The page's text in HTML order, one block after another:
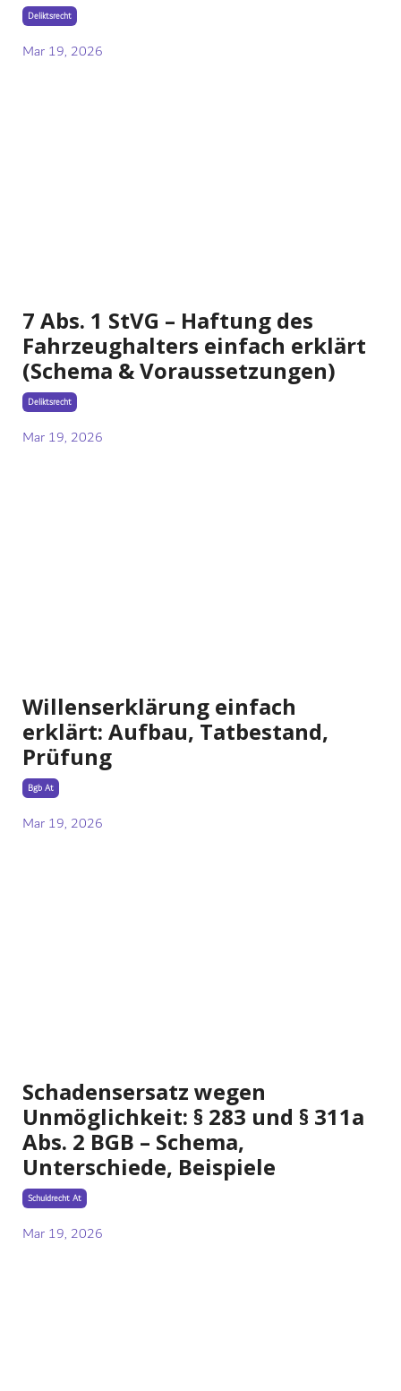
Deliktsrecht
Mar 19, 2026
7 Abs. 1 StVG – Haftung des
Fahrzeughalters einfach erklärt
(Schema & Voraussetzungen)
Deliktsrecht
Mar 19, 2026
Willenserklärung einfach
erklärt: Aufbau, Tatbestand,
Prüfung
Bgb At
Mar 19, 2026
Schadensersatz wegen
Unmöglichkeit: § 283 und § 311a
Abs. 2 BGB – Schema,
Unterschiede, Beispiele
Schuldrecht At
Mar 19, 2026